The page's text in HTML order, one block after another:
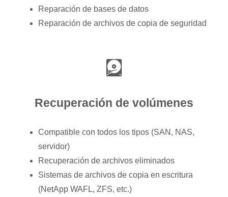
Reparación de bases de datos
Reparación de archivos de copia de seguridad
Recuperación de volúmenes
Compatible con todos los tipos (SAN, NAS,
servidor)
Recuperación de archivos eliminados
Sistemas de archivos de copia en escritura
(NetApp WAFL, ZFS, etc.)